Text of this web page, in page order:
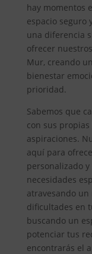
hay momentos
espacio seguro
una diferencia
ofrecer
Mur, creando
bienestar
prioridad.
Sabemos que
con sus
aspiraciones.
aquí para
personalizado
necesidades
atravesando un
dificultades en
buscando un
potenciar tus
encontrarás el